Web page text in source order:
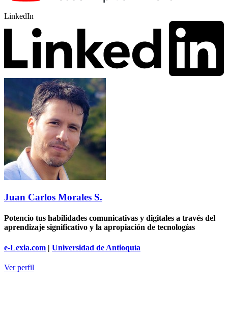
LinkedIn
Juan Carlos Morales S.
Potencio tus habilidades comunicativas y digitales a través del
aprendizaje significativo y la apropiación de tecnologías
e-Lexia.com | Universidad de Antioquía
Ver perfil